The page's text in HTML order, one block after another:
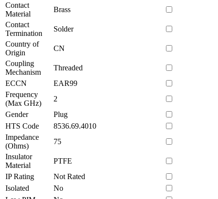
Contact
Material
Brass
Contact
Termination
Solder
Country of
Origin
CN
Coupling
Mechanism
Threaded
ECCN
EAR99
Frequency
(Max GHz)
2
Gender
Plug
HTS Code
8536.69.4010
Impedance
(Ohms)
75
Insulator
Material
PTFE
IP Rating
Not Rated
Isolated
No